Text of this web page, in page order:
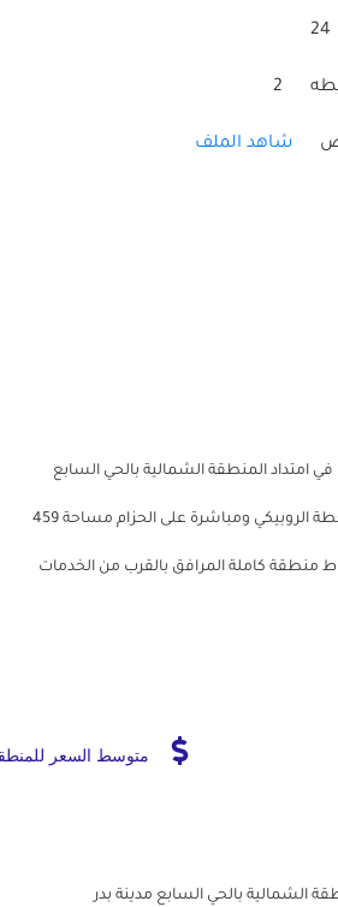
24
2
شاهد الملف
المنطقة الشمالية بالحي السابع
مدينة بدر دبل فيس امام محطة الروبيكي ومباشرة على الحزام مساحة 459
أقساط منطقة كاملة المرافق بالقرب من الخدمات
متوسط السعر